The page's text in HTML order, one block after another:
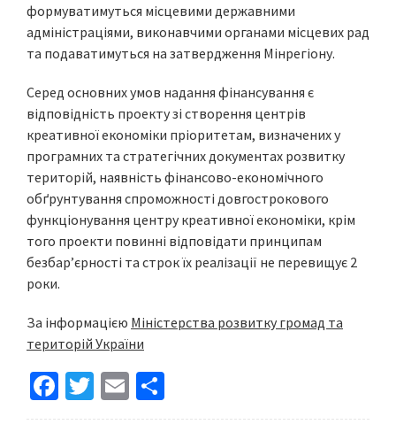
формуватимуться місцевими державними
адміністраціями, виконавчими органами місцевих рад
та подаватимуться на затвердження Мінрегіону.
Серед основних умов надання фінансування є
відповідність проекту зі створення центрів
креативної економіки пріоритетам, визначених у
програмних та стратегічних документах розвитку
територій, наявність фінансово-економічного
обґрунтування спроможності довгострокового
функціонування центру креативної економіки, крім
того проекти повинні відповідати принципам
безбар’єрності та строк їх реалізації не перевищує 2
роки.
За інформацією Міністерства розвитку громад та
територій України
Fa
ce
T
wi
E
m h